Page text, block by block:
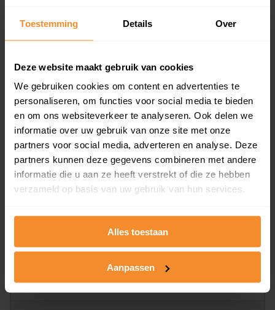
Toestemming Details Over
Deze website maakt gebruik van cookies
We gebruiken cookies om content en advertenties te
personaliseren, om functies voor social media te bieden
en om ons websiteverkeer te analyseren. Ook delen we
informatie over uw gebruik van onze site met onze
partners voor social media, adverteren en analyse. Deze
partners kunnen deze gegevens combineren met andere
informatie die u aan ze heeft verstrekt of die ze hebben
verzameld op basis van uw gebruik van hun services.
Alles toestaan
Aanpassen
en koopdatum) binnen een postcodegebied. Dit
koopsommen.
Bekijk product
Direct leverbaar
Kadastrale kaart pakket
Alleen globale ligging perceel
omliggende percelen met de kadastrale erfgrenzen,